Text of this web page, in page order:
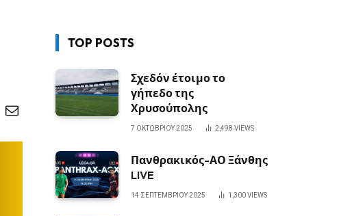
TOP POSTS
Σχεδόν έτοιμο το
γήπεδο της
Χρυσούπολης
7 ΟΚΤΩΒΡΊΟΥ 2025 2,498 VIEWS
Πανθρακικός-ΑΟ Ξάνθης
LIVE
14 ΣΕΠΤΕΜΒΡΊΟΥ 2025 1,300VIEWS